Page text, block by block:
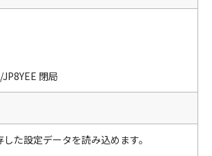
JP8YEE 閉局
した設定データを読み込めます。